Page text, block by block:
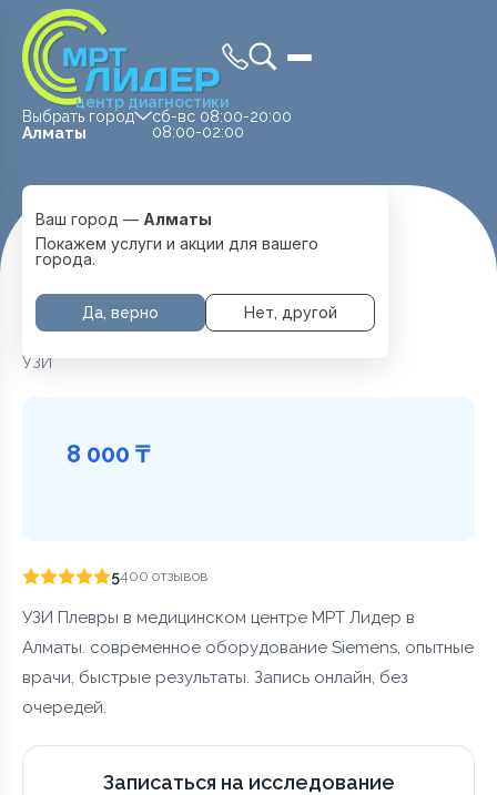
центр диагностики
Выбрать город
Алматы
сб-вс 08:00-20:00
08:00-02:00
Ваш город — Алматы
Покажем услуги и акции для вашего
города.
Да, верно Нет, другой
Главная Услуги и цены УЗИ Плевры
УЗИ Плевры в Алматы
УЗИ
8 000 ₸
5400 отзывов
УЗИ Плевры в медицинском центре МРТ Лидер в
Алматы. современное оборудование Siemens, опытные
врачи, быстрые результаты. Запись онлайн, без
очередей.
Записаться на исследование